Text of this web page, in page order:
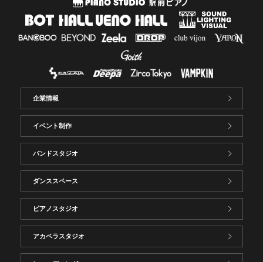
企業情報
イベント制作
バンドスタジオ
ダンススペース
ピアノスタジオ
アカペラスタジオ